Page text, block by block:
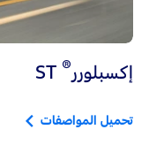
إكسبلورر®
تحميل المواصفات